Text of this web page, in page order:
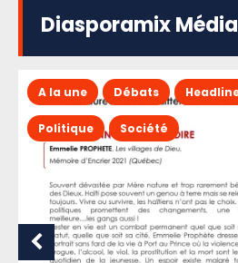
Diasporamix Média
A la une Débats
Politique